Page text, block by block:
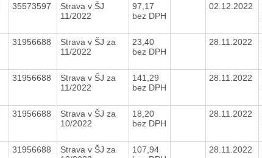
35573597
Strava v ŠJ
11/2022
97,17
bez DPH
02.12.2022
31956688
Strava v ŠJ za
11/2022
23,40
bez DPH
28.11.2022
31956688
Strava v ŠJ za
11/2022
141,29
bez DPH
28.11.2022
31956688
Strava v ŠJ za
10/2022
18,20
bez DPH
28.11.2022
31956688
Strava v ŠJ za
107,94
28.11.2022